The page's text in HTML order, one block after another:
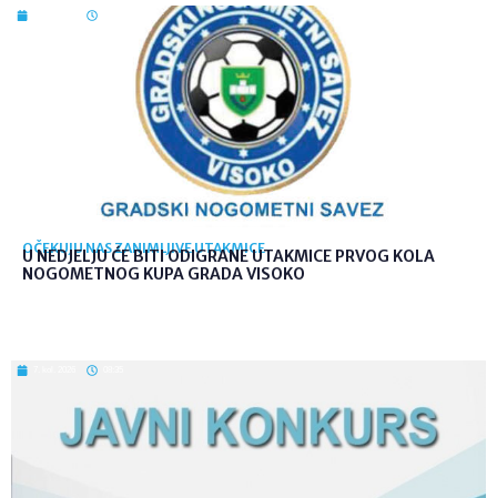
OČEKUJU NAS ZANIMLJIVE UTAKMICE
U NEDJELJU ĆE BITI ODIGRANE UTAKMICE PRVOG KOLA
NOGOMETNOG KUPA GRADA VISOKO